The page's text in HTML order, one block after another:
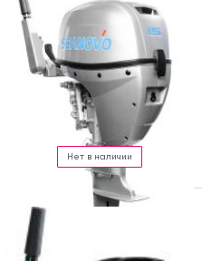
Нет в наличии